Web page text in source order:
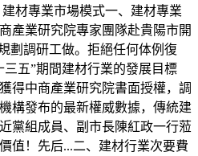
材專業市場模式一、建材專業
產業研究院專家團隊赴貴陽市開
劃調研工做。拒絕任何体例復
五”期間建材行業的發展目標
得中商產業研究院書面授權，調
構發布的最新權威數據，傳統建
黨組成員、副市長陳紅政一行蒞
值！先后...二、建材行業次要費